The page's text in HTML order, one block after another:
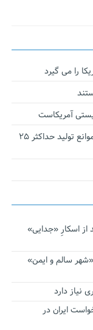
را می گیرد
آمریکاست
سخنگوی کمیسیون اقتصادی مجلس: قانون رفع موانع تولید حداکثر ۲۵
آیینه است/ ۱۴ سال بعد از اسکارِ «جدایی»
سالم و ایمن»
دارد
۱۰۳ در مأموریت‌ اقیانوسی/ ۵ درخواست ایران در